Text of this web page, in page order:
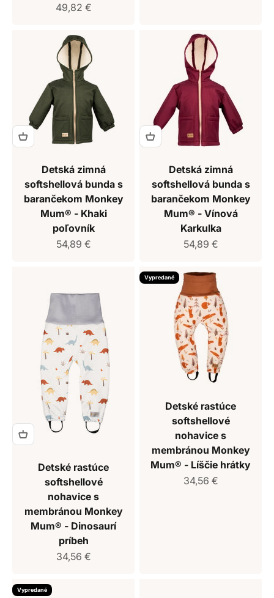
Predajná cena
49,82 €
Detská zimná
softshellová bunda s
barančekom Monkey
Mum® - Khaki
poľovník
Predajná cena
54,89 €
Detská zimná
softshellová bunda s
barančekom Monkey
Mum® - Vínová
Karkulka
Predajná cena
54,89 €
Detské rastúce
softshellové
nohavice s
membránou Monkey
Mum® - Dinosaurí
príbeh
Predajná cena
34,56 €
Vypredané
Detské rastúce
softshellové
nohavice s
membránou Monkey
Mum® - Líščie hrátky
Predajná cena
34,56 €
Vypredané